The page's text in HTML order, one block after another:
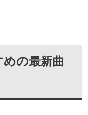
の最新曲